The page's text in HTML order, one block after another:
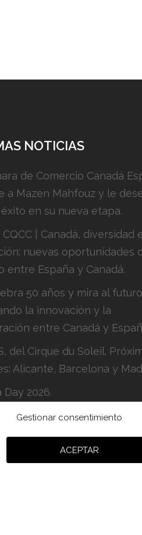
Gestionar consentimiento
ACEPTAR
NOTICIAS
de Comercio Canadá
a Mazen Mahfouz y le
en su nueva etapa.
| Canadá, diversidad
nuevas oportunidades
entre España y Canadá.
50 años y mira al futuro
la innovación y la
entre Canadá y
del Cirque du Soleil.
Alicante, Barcelona y
Day 2026.